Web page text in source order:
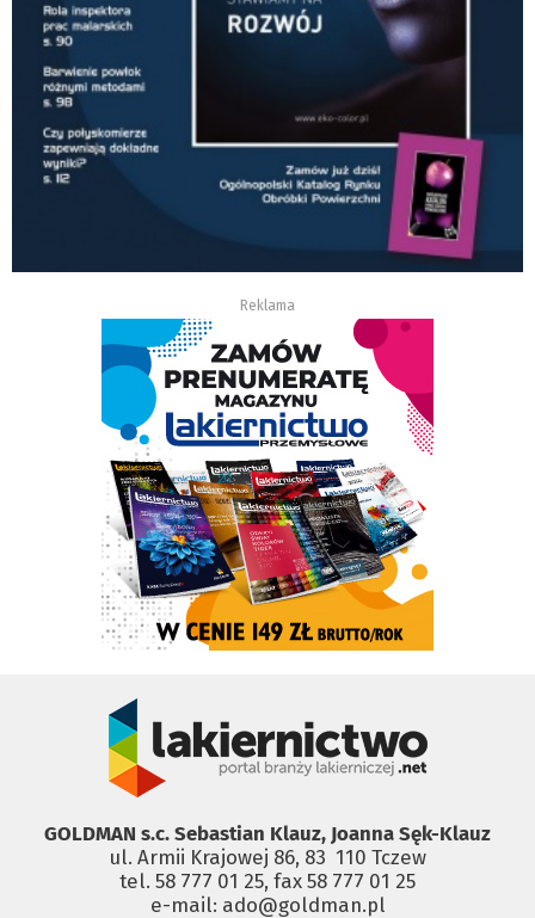
Reklama
GOLDMAN s.c. Sebastian Klauz, Joanna Sęk-Klauz
ul. Armii Krajowej 86, 83 ­ 110 Tczew
tel. 58 777 01 25, fax 58 777 01 25
e-mail: ado@goldman.pl